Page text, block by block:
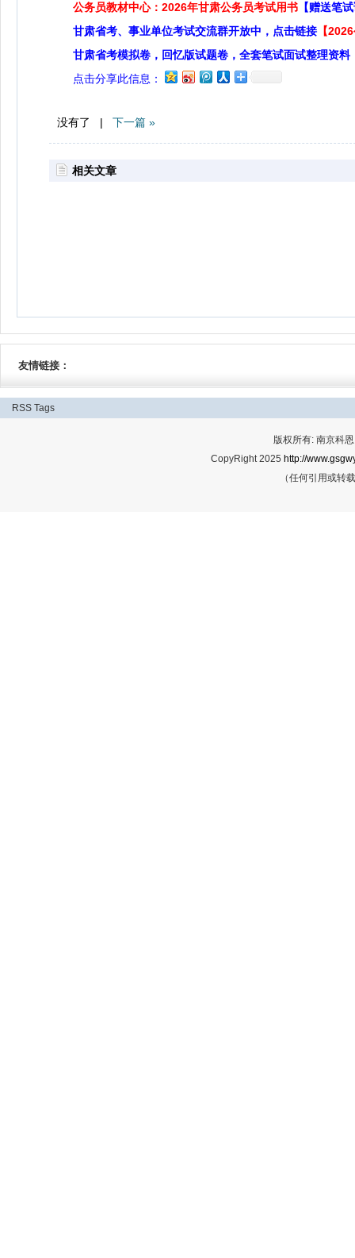
公务员教材中心：2026年甘肃公务员考试用书 【赠送笔
甘肃省考、事业单位考试交流群开放中，点击链接 【
甘肃省考模拟卷，回忆版试题卷，全套笔试面试整理资料
点击分享此信息：
没有了 | 下一篇 »
相关文章
友情链接：
RSS Tags
版权所有: 南京科
CopyRight 2025 http://
（任何引用或转